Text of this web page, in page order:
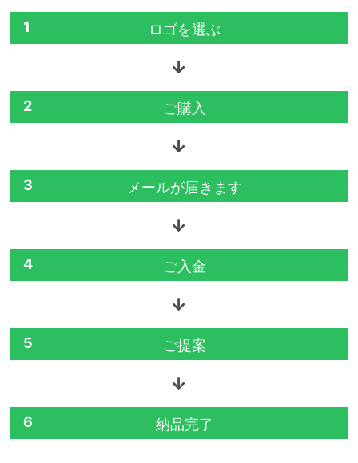
1 ロゴを選ぶ
2 ご購入
3 メールが届きます
4 ご入金
5 ご提案
6 納品完了